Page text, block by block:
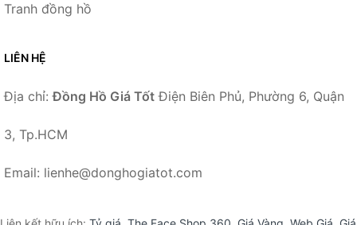
Tranh đồng hồ
LIÊN HỆ
Địa chỉ:Đồng Hồ Giá Tốt Điện Biên Phủ, Phường 6, Quận
3, Tp.HCM
Email: lienhe@donghogiatot.com